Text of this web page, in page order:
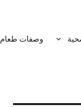
وصفات طعام